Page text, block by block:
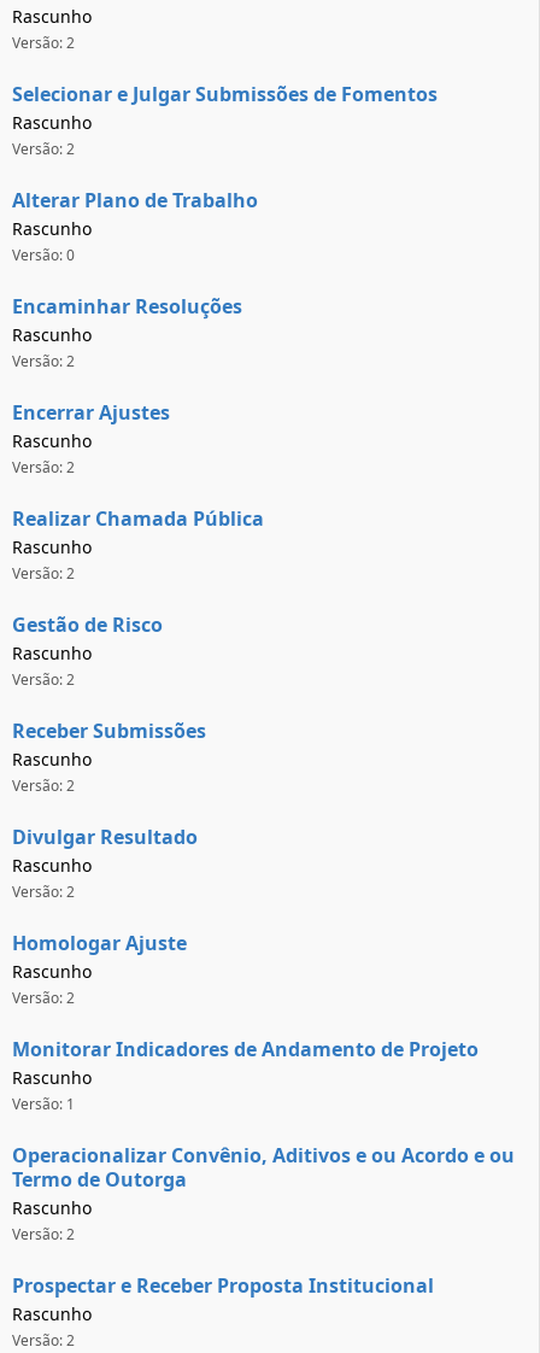
Rascunho
Versão: 2
Selecionar e Julgar Submissões de Fomentos
Rascunho
Versão: 2
Alterar Plano de Trabalho
Rascunho
Versão: 0
Encaminhar Resoluções
Rascunho
Versão: 2
Encerrar Ajustes
Rascunho
Versão: 2
Realizar Chamada Pública
Rascunho
Versão: 2
Gestão de Risco
Rascunho
Versão: 2
Receber Submissões
Rascunho
Versão: 2
Divulgar Resultado
Rascunho
Versão: 2
Homologar Ajuste
Rascunho
Versão: 2
Monitorar Indicadores de Andamento de Projeto
Rascunho
Versão: 1
Operacionalizar Convênio, Aditivos e ou Acordo e ou
Termo de Outorga
Rascunho
Versão: 2
Prospectar e Receber Proposta Institucional
Rascunho
Versão: 2